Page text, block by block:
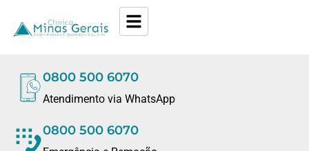
0800 500 6070
Atendimento via WhatsApp
0800 500 6070